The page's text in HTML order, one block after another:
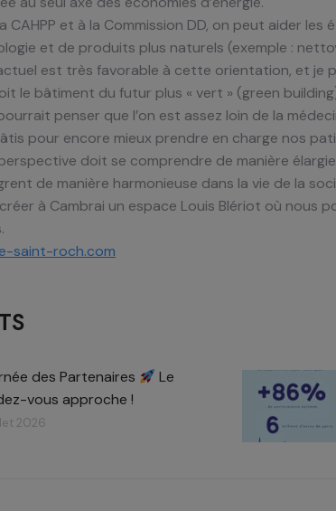
CAHPP et à la Commission DD, on peut aider
et de produits plus naturels (exemple :
est très favorable à cette orientation, et je
le bâtiment du futur plus « vert » (green
penser que l’on est assez loin de la
pour encore mieux prendre en charge nos
doit se comprendre de manière
de manière harmonieuse dans la vie de la
à Cambrai un espace Louis Blériot où nous
saint-roch.com
des Partenaires
Le
vous approche !
2026